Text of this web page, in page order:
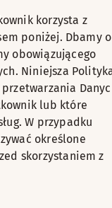
korzysta z
poniżej. Dbamy o
obowiązującego
Niniejsza
lub które
W przypadku
określone
skorzystaniem z